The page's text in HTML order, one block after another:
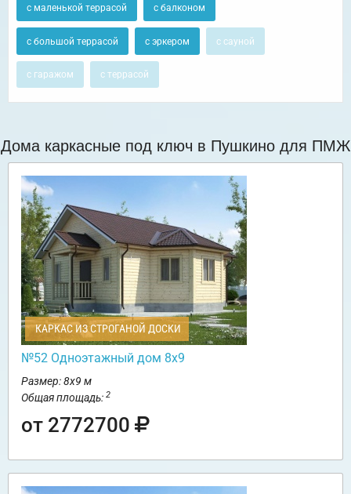
с маленькой террасой с балконом
с большой террасой с эркером с сауной
с гаражом с террасой
Дома каркасные под ключ в Пушкино для ПМЖ
КАРКАС ИЗ СТРОГАНОЙ ДОСКИ
№52 Одноэтажный дом 8х9
Размер: 8х9 м
Общая площадь: 2
от 2772700